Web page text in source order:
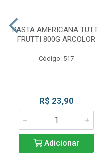
PASTA AMERICANA TUTTI
FRUTTI 800G ARCOLOR
Código: 517
R$ 23,90
Adicionar